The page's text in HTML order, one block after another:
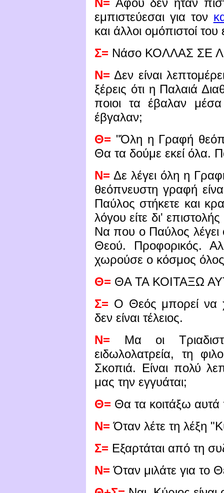
Ν= Αφού δεν ήταν
εμπιστεύεσαι για τον
και άλλοι ομόπιστοί του
Σ= Νάσο ΚΟΛΛΑΣ ΣΕ
Ν= Δεν είναι
ξέρεις ότι η Παλαιά
ποιοι τα έβαλαν
έβγαλαν;
Θ= "Όλη η Γραφή
Θα τα δούμε εκεί όλα.
Ν= Δε λέγει όλη η
θεόπνευστη γραφή
Παύλος στήκετε και
λόγου είτε δι'
Να που ο Παύλος λέγει
Θεού. Προφορικός.
χωρούσε ο κόσμος
Θ= ΘΑ ΤΑ ΚΟΙΤΑΞΩ
Σ= Ο Θεός μπορεί να
δεν είναι τέλειος.
Ν= Μα οι
ειδωλολατρεία, τη
Σκοπιά. Είναι πολύ
μας την εγγυάται;
Θ= Θα τα κοιτάξω
Ν= Όταν λέτε τη λέξη
Σ= Εξαρτάται από τη
Ν= Όταν μιλάτε για το